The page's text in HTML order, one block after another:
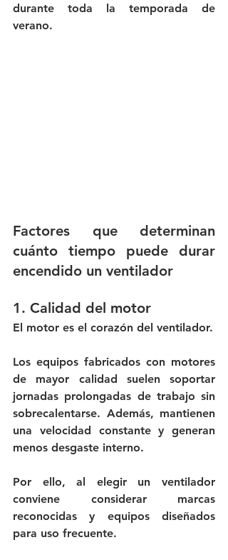
durante toda la temporada de
verano.
Factores que determinan
cuánto tiempo puede durar
encendido un ventilador
1. Calidad del motor
El motor es el corazón del ventilador.
Los equipos fabricados con motores
de mayor calidad suelen soportar
jornadas prolongadas de trabajo sin
sobrecalentarse. Además, mantienen
una velocidad constante y generan
menos desgaste interno.
Por ello, al elegir un ventilador
conviene considerar marcas
reconocidas y equipos diseñados
para uso frecuente.